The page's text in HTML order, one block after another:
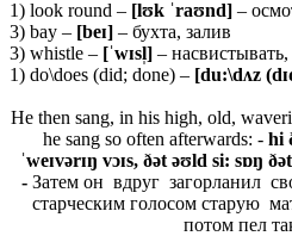
1) look round – [lʊk ˈraʊnd] –
3) bay – [beɪ] – бухта, залив
3) whistle – [ˈwɪsl̩] – насвистывать,
1) do\does (did; done) – [du:\dʌz
He then sang, in his high, old,
he sang so often afterwards: - hi
ˈweɪvərɪŋ vɔɪs, ðət əʊld si: sɒŋ
- Затем он вдруг загорланил
старческим голосом старую
потом пел